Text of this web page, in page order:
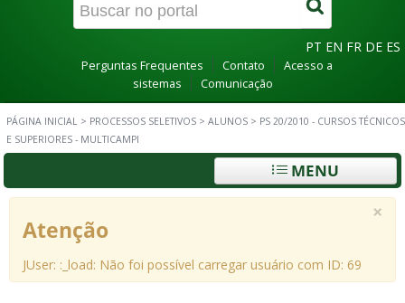
PT EN FR DE ES
Perguntas Frequentes Contato
Acesso a
sistemas
Comunicação
PÁGINA INICIAL > PROCESSOS SELETIVOS > ALUNOS > PS 20/2010 - CURSOS TÉCNICOS
E SUPERIORES - MULTICAMPI
MENU
×
Atenção
JUser: :_load: Não foi possível carregar usuário com ID: 69